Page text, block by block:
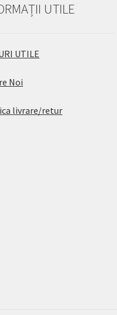
UTILE
UTILE
Noi
livrare/retur